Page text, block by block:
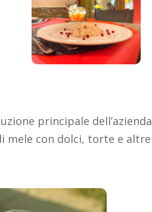
principale dell’azienda
mele con dolci, torte e altre